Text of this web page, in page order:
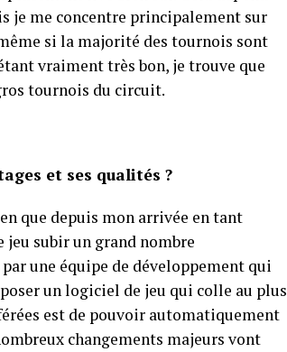
je me concentre principalement sur
si la majorité des tournois sont
vraiment très bon, je trouve que
tournois du circuit.
et ses qualités ?
que depuis mon arrivée en tant
jeu subir un grand nombre
une équipe de développement qui
un logiciel de jeu qui colle au plus
est de pouvoir automatiquement
changements majeurs vont